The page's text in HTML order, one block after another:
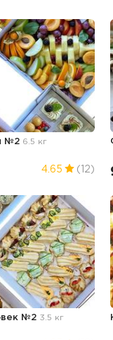
№2 6.5 кг
4.65 (12)
№2 3.5 кг